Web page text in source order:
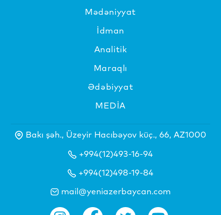
Mədəniyyat
İdman
Analitik
Maraqlı
Ədəbiyyat
MEDİA
Bakı şəh., Üzeyir Hacıbəyov küç., 66, AZ1000
+994(12)493-16-94
+994(12)498-19-84
mail@yeniazerbaycan.com